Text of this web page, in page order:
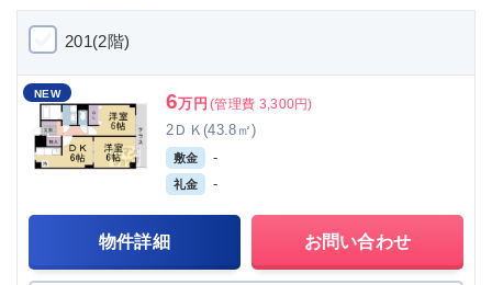
201(2階)
NEW 6万円 (管理費 3,300円)
2ＤＫ(43.8㎡)
敷金 -
礼金 -
物件詳細 お問い合わせ